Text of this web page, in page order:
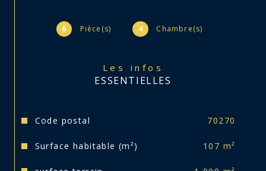
6 Pièce(s) 4 Chambre(s)
Les infos
ESSENTIELLES
Caractéristiques Valeurs
Code postal 70270
Surface habitable (m²) 107 m²
La maison est équipée de fenêtres en PVC double
vitrage.
pour toute information complémentaire.